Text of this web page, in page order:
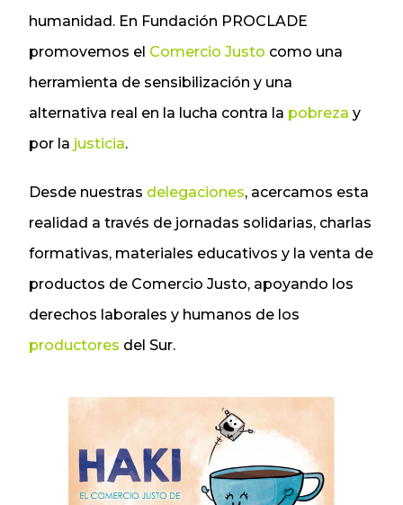
humanidad. En Fundación PROCLADE
promovemos el Comercio Justo como una
herramienta de sensibilización y una
alternativa real en la lucha contra la pobreza y
por la justicia.
Desde nuestras delegaciones, acercamos esta
realidad a través de jornadas solidarias, charlas
formativas, materiales educativos y la venta de
productos de Comercio Justo, apoyando los
derechos laborales y humanos de los
productores del Sur.